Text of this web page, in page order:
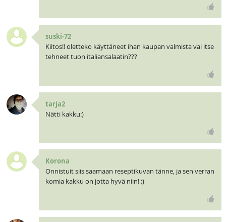
suski-72
Kiitos!! oletteko käyttäneet ihan kaupan valmista vai itse
tehneet tuon italiansalaatin???
tarja2
Nätti kakku:)
Korona
Onnistuit siis saamaan reseptikuvan tänne, ja sen verran
komia kakku on jotta hyvä niin! :)